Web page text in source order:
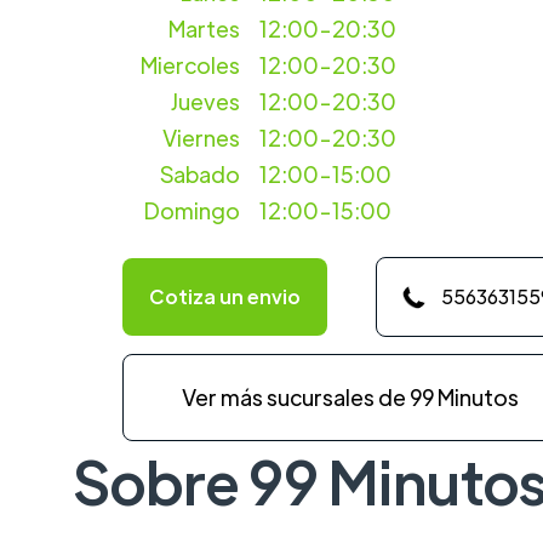
Martes
Miercoles
12:00-20:30
12:00-20:30
Jueves
12:00-20:30
Viernes
12:00-20:30
Sabado
12:00-15:00
Domingo
12:00-15:00
Cotiza un envio
Ver más sucursales de 99 Minutos
Sobre 99